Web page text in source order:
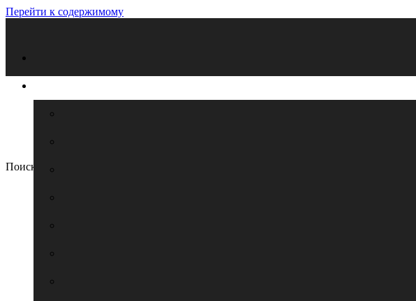
Перейти к содержимому
Поиск